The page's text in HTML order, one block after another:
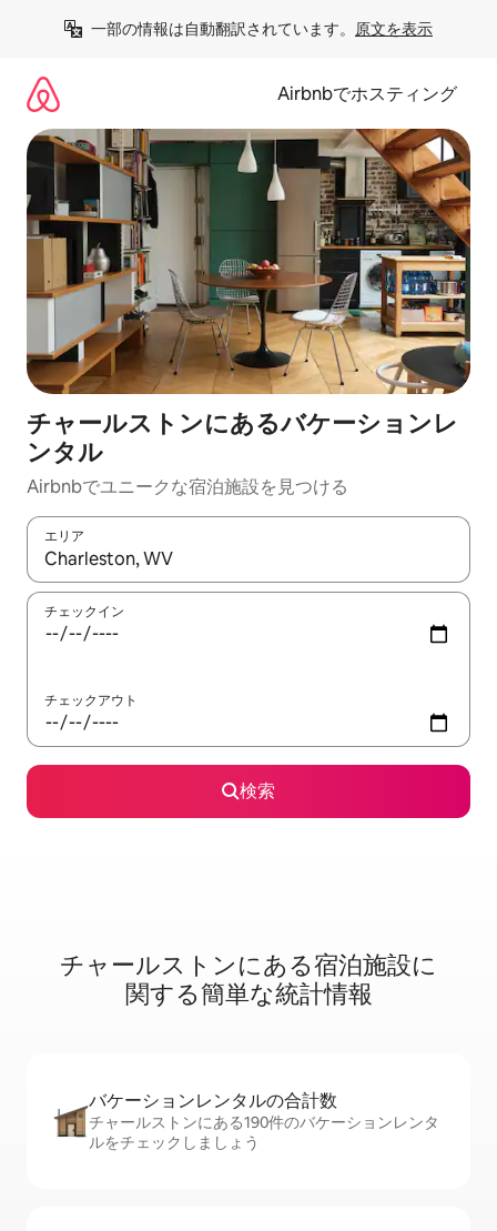
一部の情報は自動翻訳されています。 原文を表示
Airbnbでホスティング
チャールストンにあるバケーションレ
ンタル
Airbnbでユニークな宿泊施設を見つける
エリア
検索結果が表示されたら、上下の矢印キーを使って移動するか
チェックイン
チェックアウト
検索
チャールストンに⁠あ⁠る宿⁠泊⁠施⁠設⁠に
関⁠す⁠る簡⁠単⁠な統⁠計⁠情⁠報
バケーションレ⁠ン⁠タ⁠ル⁠の合⁠計⁠数
チャールストンにある190件のバケーションレンタ
ルをチェックしましょう